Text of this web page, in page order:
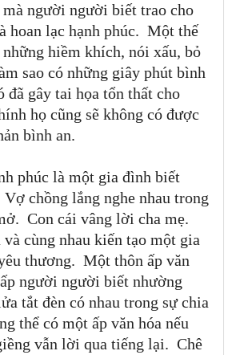
người người biết trao cho
hoan lạc hạnh phúc. Một thế
hiềm khích, nói xấu, bỏ
sao có những giây phút bình
gây tai họa tổn thất cho
họ cũng sẽ không có được
bình an.
phúc là một gia đình biết
chồng lắng nghe nhau trong
Con cái vâng lời cha mẹ.
cùng nhau kiến tạo một gia
thương. Một thôn ấp văn
người người biết nhường
tắt đèn có nhau trong sự chia
thể có một ấp văn hóa nếu
vẫn lời qua tiếng lại. Chê